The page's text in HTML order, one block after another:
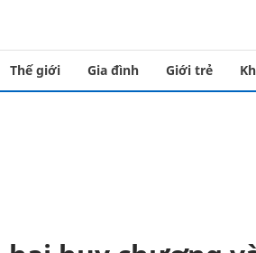
Thế giới Gia đình Giới trẻ